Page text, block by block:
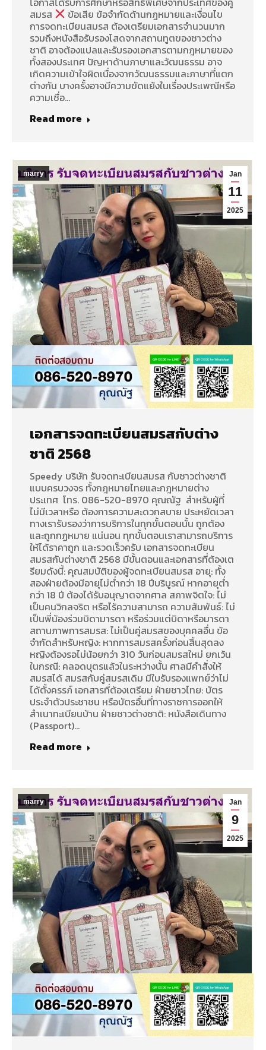
สมรส
ข้อเสีย ข้อจำกัดด้านกฎหมายและเงื่อนไข
การจดทะเบียนสมรส ต้องเตรียมเอกสารจำนวนมาก
รวมถึงหนังสือรับรองโสดจากสถานทูตของชาวต่าง
ชาติ อาจต้องแปลและรับรองเอกสารตามกฎหมายของ
ทั้งสองประเทศ ปัญหาด้านภาษาและวัฒนธรรม อาจ
เกิดความเข้าใจผิดเนื่องจากวัฒนธรรมและภาษาที่แตก
ต่างกัน บางครั้งอาจมีความขัดแย้งในเรื่องประเพณีหรือ
ความเชื่อ…
Read more
Jan
11
2025
marry
เอกสารจดทะเบียนสมรสกับต่าง
ชาติ 2568
Speedy บริษัท รับจดทะเบียนสมรส กับชาวต่างชาติ
แบบครบวงจร ทั้งกฎหมายไทยและกฎหมายต่าง
ประเทศ โทร. 086-520-8970 คุณณัฐ สำหรับผู้ที่
ไม่มีเวลาหรือ ต้องการความสะดวกสบาย ประหยัดเวลา
ทางเรารับรองว่าการบริการในทุกขั้นตอนนั้น ถูกต้อง
และถูกกฏหมาย แน่นอน ทุกขั้นตอนเราสามารถบริการ
ให้ได้ราคาถูก และรวดเร็วครับ เอกสารจดทะเบียน
สมรสกับต่างชาติ 2568 มีขั้นตอนและเอกสารที่ต้องเต
รียมดังนี้: คุณสมบัติของผู้จดทะเบียนสมรส อายุ: ทั้ง
สองฝ่ายต้องมีอายุไม่ต่ำกว่า 18 ปีบริบูรณ์ หากอายุต่ำ
กว่า 18 ปี ต้องได้รับอนุญาตจากศาล สภาพจิตใจ: ไม่
เป็นคนวิกลจริต หรือไร้ความสามารถ ความสัมพันธ์: ไม่
เป็นพี่น้องร่วมบิดามารดา หรือร่วมแต่บิดาหรือมารดา
สถานภาพการสมรส: ไม่เป็นคู่สมรสของบุคคลอื่น ข้อ
จำกัดสำหรับหญิง: หากการสมรสครั้งก่อนสิ้นสุดลง
หญิงต้องรอไม่น้อยกว่า 310 วันก่อนสมรสใหม่ ยกเว้น
ในกรณี: คลอดบุตรแล้วในระหว่างนั้น ศาลมีคำสั่งให้
สมรสได้ สมรสกับคู่สมรสเดิม มีใบรับรองแพทย์ว่าไม่
ได้ตั้งครรภ์ เอกสารที่ต้องเตรียม ฝ่ายชาวไทย: บัตร
ประจำตัวประชาชน หรือบัตรอื่นที่ทางราชการออกให้
สำเนาทะเบียนบ้าน ฝ่ายชาวต่างชาติ: หนังสือเดินทาง
(Passport)…
Read more
Jan
9
2025
marry